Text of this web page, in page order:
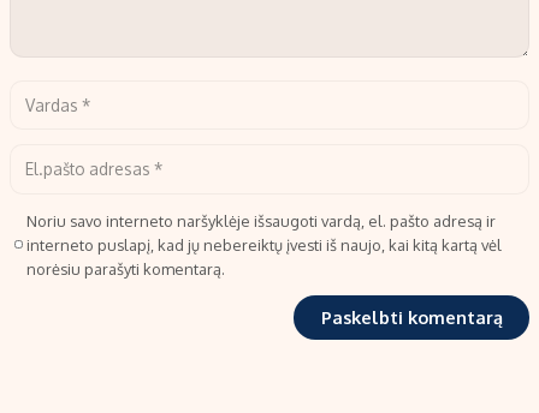
Noriu savo interneto naršyklėje išsaugoti vardą, el. pašto adresą ir
interneto puslapį, kad jų nebereiktų įvesti iš naujo, kai kitą kartą vėl
norėsiu parašyti komentarą.